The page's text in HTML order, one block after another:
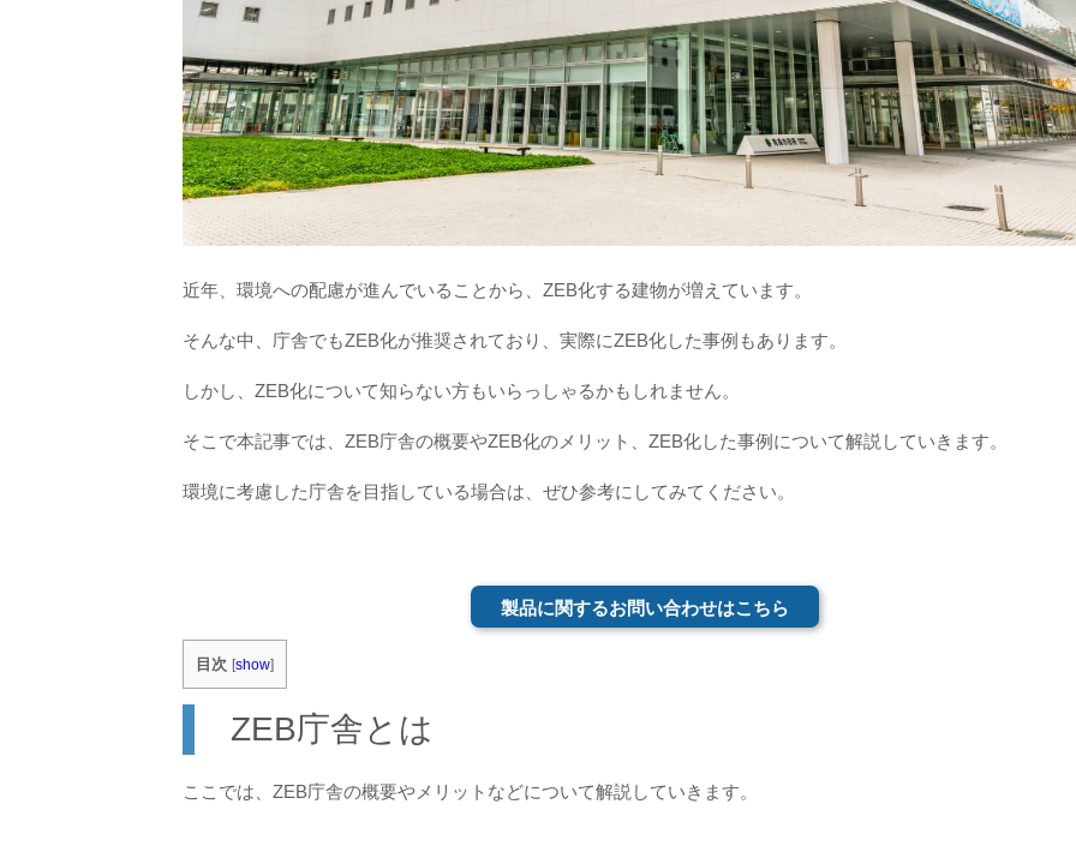
近年、環境への配慮が進んでいることから、ZEB化する建物が増えています。
そんな中、庁舎でもZEB化が推奨されており、実際にZEB化した事例もあります。
しかし、ZEB化について知らない方もいらっしゃるかもしれません。
そこで本記事では、ZEB庁舎の概要やZEB化のメリット、ZEB化した事例について解説していきます。
環境に考慮した庁舎を目指している場合は、ぜひ参考にしてみてください。
製品に関するお問い合わせはこちら
目次 [show]
ZEB庁舎とは
ここでは、ZEB庁舎の概要やメリットなどについて解説していきます。